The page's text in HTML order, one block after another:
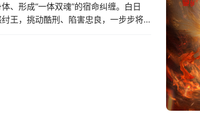
暂无观看影片的记录
、形成“一体双魂”的宿命纠缠。白日
王，挑动酷刑、陷害忠良，一步步将
的妲己究竟是谁？商朝的覆灭，是妖